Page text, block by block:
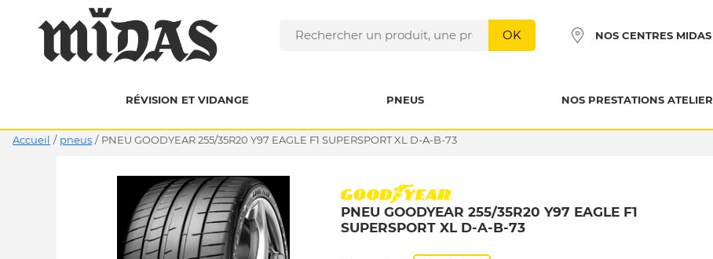
OK NOS CENTRES MIDAS
RÉVISION ET VIDANGE PNEUS NOS PRESTATIONS ATELIER
Accueil / pneus / PNEU GOODYEAR 255/35R20 Y97 EAGLE F1 SUPERSPORT XL D-A-B-73
PNEU GOODYEAR 255/35R20 Y97 EAGLE F1
SUPERSPORT XL D-A-B-73